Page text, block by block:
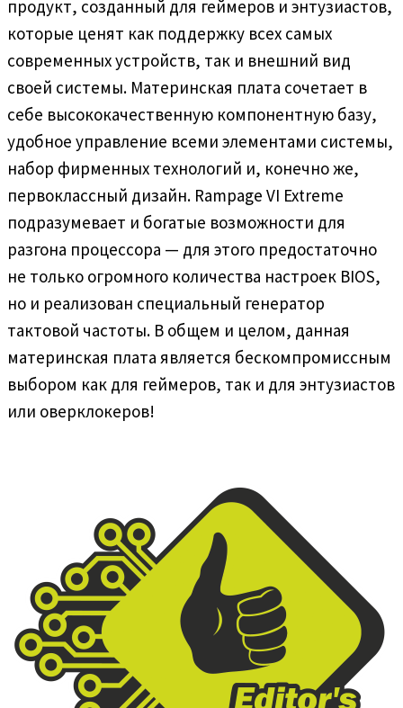
продукт, созданный для геймеров и энтузиастов,
которые ценят как поддержку всех самых
современных устройств, так и внешний вид
своей системы. Материнская плата сочетает в
себе высококачественную компонентную базу,
удобное управление всеми элементами системы,
набор фирменных технологий и, конечно же,
первоклассный дизайн. Rampage VI Extreme
подразумевает и богатые возможности для
разгона процессора — для этого предостаточно
не только огромного количества настроек BIOS,
но и реализован специальный генератор
тактовой частоты. В общем и целом, данная
материнская плата является бескомпромиссным
выбором как для геймеров, так и для энтузиастов
или оверклокеров!